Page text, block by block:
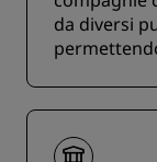
da diversi